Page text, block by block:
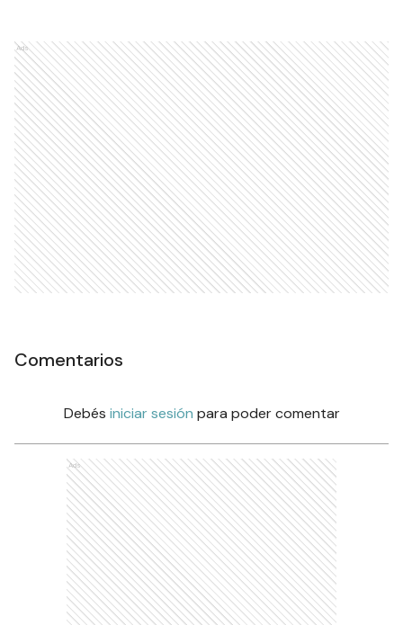
Ads
Comentarios
Debés iniciar sesión para poder comentar
Ads